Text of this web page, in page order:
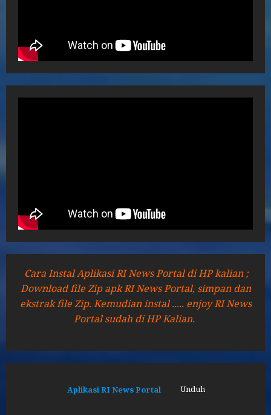
Cara Instal Aplikasi RI News Portal di HP kalian ;
Download file Zip apk RI News Portal, simpan dan
ekstrak file Zip. Kemudian instal ..... enjoy RI News
Portal sudah di HP Kalian.
Aplikasi RI News Portal Unduh